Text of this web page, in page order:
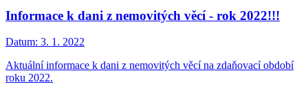
Informace k dani z nemovitých věcí - rok 2022!!!
Datum: 3. 1. 2022
Aktuální informace k dani z nemovitých věcí na zdaňovací období
roku 2022.